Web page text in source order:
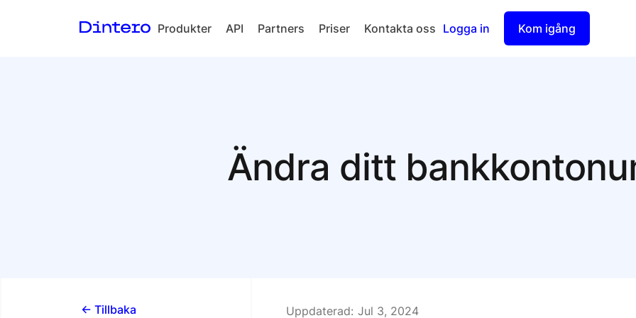
Produkter API Partners Priser Kontakta oss Logga in Kom igång
Ändra ditt
<- Tillbaka Uppdaterad: Jul 3, 2024